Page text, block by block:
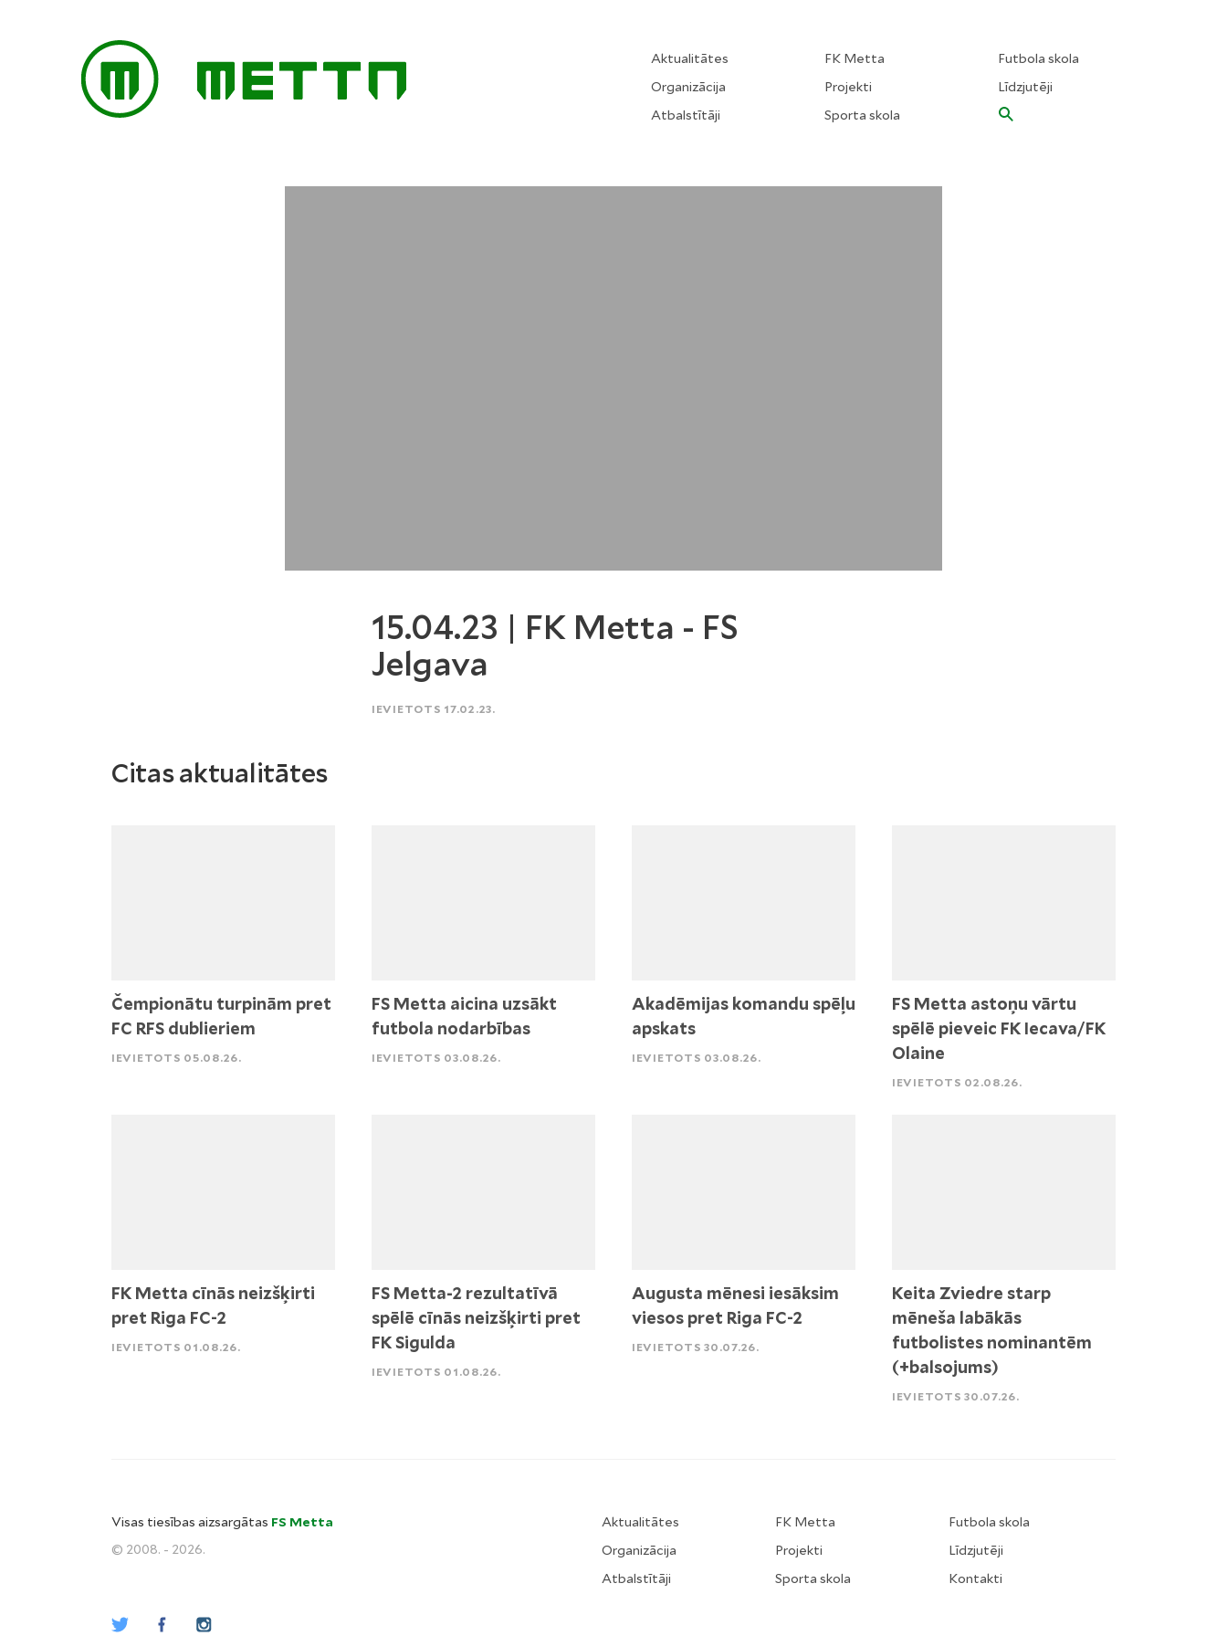
Aktualitātes
Organizācija
Atbalstītāji
FK Metta
Projekti
Sporta skola
Futbola skola
Līdzjutēji
15.04.23 | FK Metta - FS
Jelgava
IEVIETOTS 17.02.23.
Citas aktualitātes
Čempionātu turpinām pret
FC RFS dublieriem
IEVIETOTS 05.08.26.
FS Metta aicina uzsākt
futbola nodarbības
IEVIETOTS 03.08.26.
Akadēmijas komandu spēļu
apskats
IEVIETOTS 03.08.26.
FS Metta astoņu vārtu
spēlē pieveic FK Iecava/FK
Olaine
IEVIETOTS 02.08.26.
FK Metta cīnās neizšķirti
pret Riga FC-2
IEVIETOTS 01.08.26.
FS Metta-2 rezultatīvā
spēlē cīnās neizšķirti pret
FK Sigulda
IEVIETOTS 01.08.26.
Augusta mēnesi iesāksim
viesos pret Riga FC-2
IEVIETOTS 30.07.26.
Keita Zviedre starp
mēneša labākās
futbolistes nominantēm
(+balsojums)
IEVIETOTS 30.07.26.
Visas tiesības aizsargātas FS Metta
© 2008. - 2026.
Aktualitātes
Organizācija
Atbalstītāji
FK Metta
Projekti
Sporta skola
Futbola skola
Līdzjutēji
Kontakti